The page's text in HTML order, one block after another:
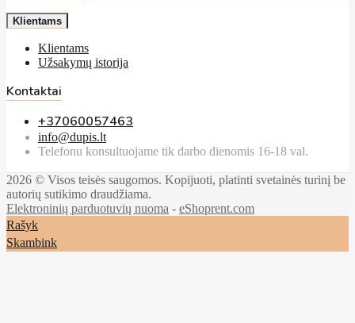
Klientams
Klientams
Užsakymų istorija
Kontaktai
+37060057463
info@dupis.lt
Telefonu konsultuojame tik darbo dienomis 16-18 val.
2026 © Visos teisės saugomos. Kopijuoti, platinti svetainės turinį be
autorių sutikimo draudžiama.
Elektroninių parduotuvių nuoma - eShoprent.com
Rašyk
Skambink